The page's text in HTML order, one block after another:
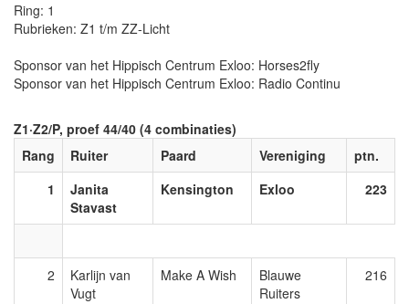
Ring: 1
Rubrieken: Z1 t/m ZZ-Licht
Sponsor van het Hippisch Centrum Exloo: Horses2fly
Sponsor van het Hippisch Centrum Exloo: Radio Continu
Z1·Z2/P, proef 44/40 (4 combinaties)
Rang
Ruiter Paard Vereniging
ptn.
1
Janita
Stavast
Kensington Exloo 223
2
Karlijn van
Vugt
Make A Wish
Blauwe
Ruiters
216